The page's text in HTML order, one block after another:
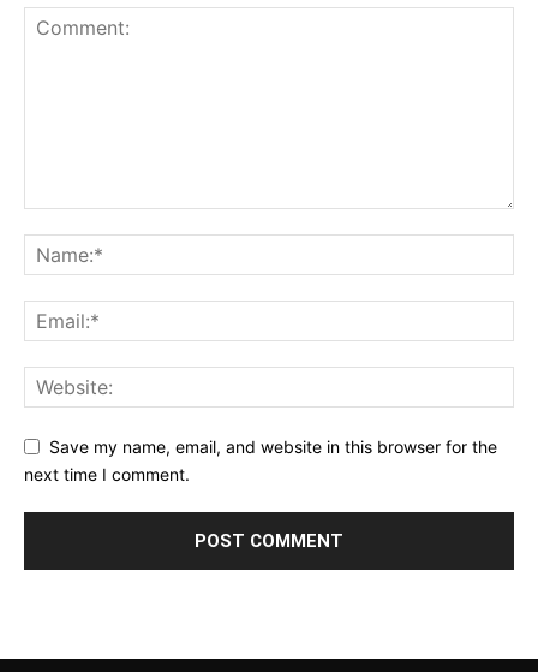
Save my name, email, and website in this browser for the
next time I comment.